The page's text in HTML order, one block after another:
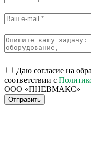
Даю согласие на
соответствии с
ООО «ПНЕВМАКС»
Отправить